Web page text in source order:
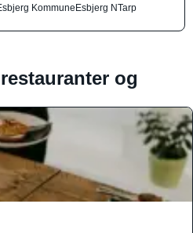
KommuneEsbjerg NTarp
og